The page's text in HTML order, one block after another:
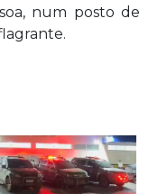
num posto de